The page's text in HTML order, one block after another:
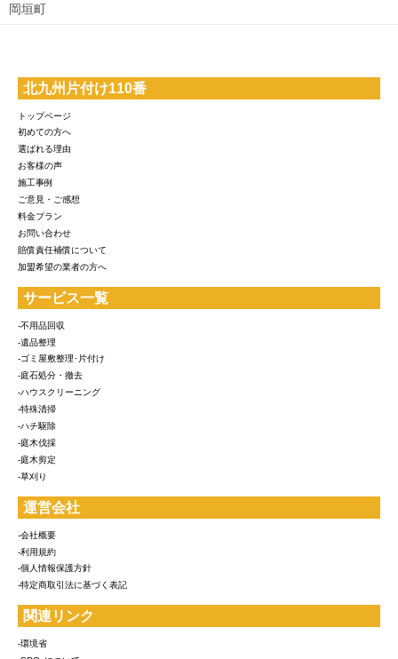
岡垣町
北九州片付け110番
トップページ
初めての方へ
選ばれる理由
お客様の声
施工事例
ご意見・ご感想
料金プラン
お問い合わせ
賠償責任補償について
加盟希望の業者の方へ
サービス一覧
-不用品回収
-遺品整理
-ゴミ屋敷整理･片付け
-庭石処分・撤去
-ハウスクリーニング
-特殊清掃
-ハチ駆除
-庭木伐採
-庭木剪定
-草刈り
運営会社
-会社概要
-利用規約
-個人情報保護方針
-特定商取引法に基づく表記
関連リンク
-環境省